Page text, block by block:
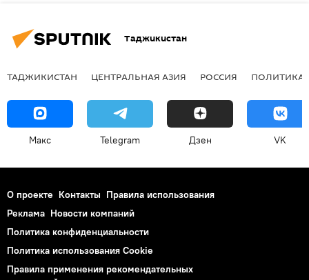
Таджикистан
ТАДЖИКИСТАН ЦЕНТРАЛЬНАЯ АЗИЯ РОССИЯ ПОЛИТИКА
Макс Telegram Дзен VK
О проекте Контакты Правила использования
Реклама Новости компаний
Политика конфиденциальности
Политика использования Cookie
Правила применения рекомендательных